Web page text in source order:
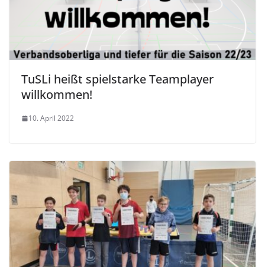
TuSLi heißt spielstarke Teamplayer
willkommen!
10. April 2022